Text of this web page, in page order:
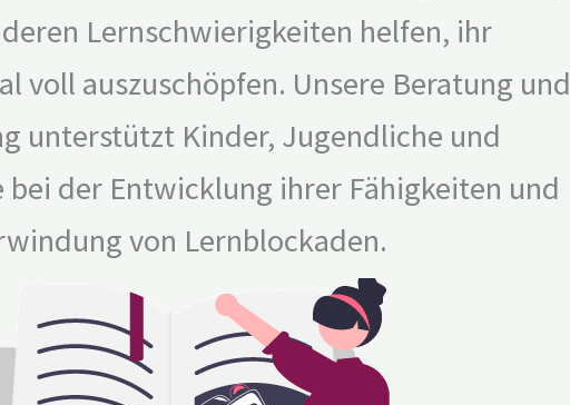
Lernschwierigkeiten helfen, ihr
voll auszuschöpfen. Unsere Beratung und
unterstützt Kinder, Jugendliche und
bei der Entwicklung ihrer Fähigkeiten und
von Lernblockaden.